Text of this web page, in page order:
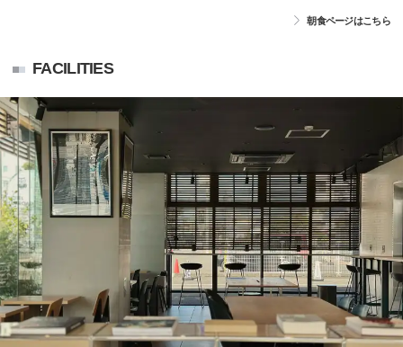
朝食ページはこちら
FACILITIES